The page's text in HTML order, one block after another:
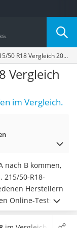
Sommerreifen 215/50 R18 Vergleich 2026
Vergleich
im Vergleich.
nach B kommen,
. 215/50-R18-
Herstellern
Online-Tests
meisten Modelle